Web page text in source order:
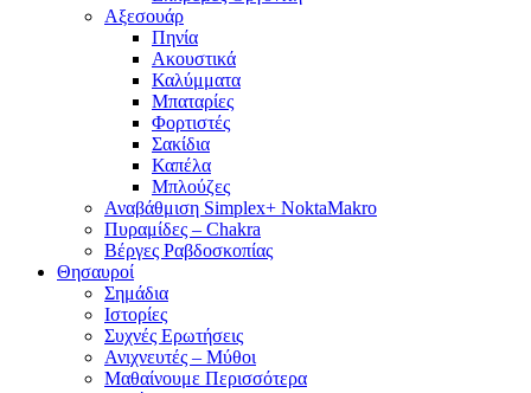
Αξεσουάρ
Πηνία
Ακουστικά
Καλύμματα
Μπαταρίες
Φορτιστές
Σακίδια
Καπέλα
Μπλούζες
Αναβάθμιση Simplex+ NoktaMakro
Πυραμίδες – Chakra
Βέργες Ραβδοσκοπίας
Θησαυροί
Σημάδια
Ιστορίες
Συχνές Ερωτήσεις
Ανιχνευτές – Μύθοι
Μαθαίνουμε Περισσότερα